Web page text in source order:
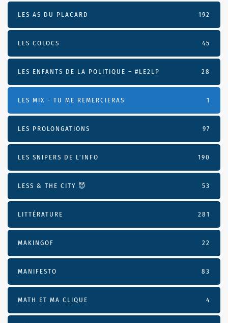
LES AS DU PLACARD 192
LES COLOCS 45
LES ENFANTS DE LA POLITIQUE – #LE2LP 28
LES MIX - TU ME REMERCIERAS 1
LES PROLONGATIONS 97
LES SNIPERS DE L’INFO 190
LESS & THE CITY 😈 53
LITTÉRATURE 281
MAKINGOF 22
MANIFESTO 83
MATH ET MA CLIQUE 4